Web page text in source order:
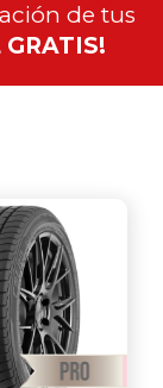
de tus
GRATIS!